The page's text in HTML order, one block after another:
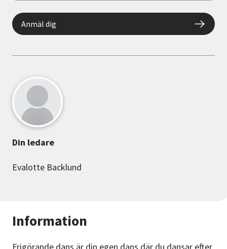
Information
Anmäl dig
Din ledare
Evalotte Backlund